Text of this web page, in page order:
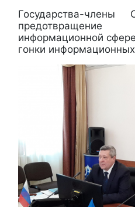
Государства-
информационной
гонки